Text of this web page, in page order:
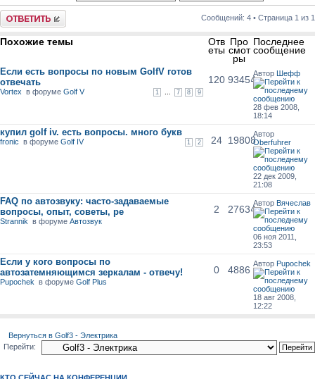
Ответить Сообщений: 4 • Страница 1 из 1
Похожие темы Отв
еты
Про
смот
ры
Последнее
сообщение
Если есть вопросы по новым GolfV готов
отвечать
1 7 8 9
Vortex в форумеGolf V
120 93454
Автор Шeфф
28 фев 2008,
18:14
купил golf iv. есть вопросы. много букв
1 2
fronic в форумеGolf IV 24 19808
Автор
Oberfuhrer
22 дек 2009,
21:08
FAQ по автозвуку: часто-задаваемые
вопросы, опыт, советы, ре
Strannik в форумеАвтозвук
2 27634
Автор Вячеслав
06 ноя 2011,
23:53
Если у кого вопросы по
автозатемняющимся зеркалам - отвечу!
Pupochek в форумеGolf Plus
0 4886
Автор Pupochek
18 авг 2008,
12:22
Вернуться в Golf3 - Электрика
Перейти: